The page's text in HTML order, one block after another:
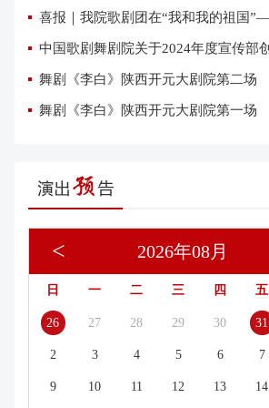
舞剧《李白》陕西开元大剧院第二场
舞剧《李白》陕西开元大剧院第一场
2026年08月
<
日 一 二 三 四 五
26 27 28 29 30 31
2 3 4 5 6 7
9 10 11 12 13 14